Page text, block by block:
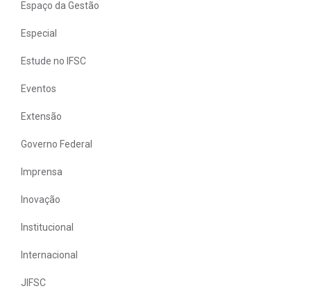
Espaço da Gestão
Especial
Estude no IFSC
Eventos
Extensão
Governo Federal
Imprensa
Inovação
Institucional
Internacional
JIFSC